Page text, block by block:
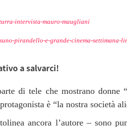
intervista-mauro-maugliani
pirandello-e-grande-cinema-settimana-
a salvarci!
di tele che mostrano donne
è “la nostra società
ancora l’autore – sono